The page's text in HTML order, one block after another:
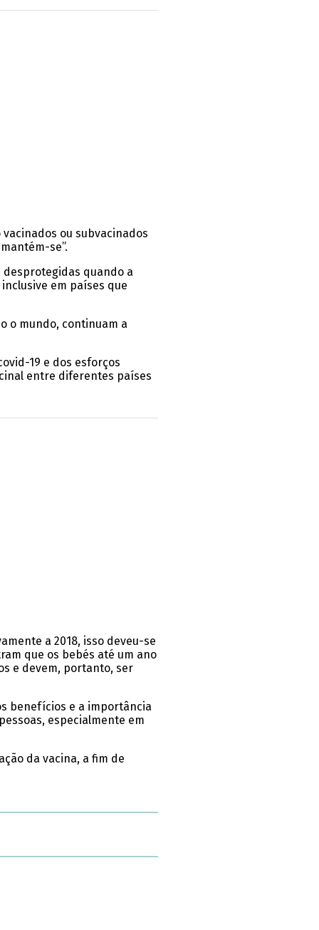
ou subvacinados
se”.
desprotegidas quando a
em países que
o mundo, continuam a
19 e dos esforços
entre diferentes países
a 2018, isso deveu-se
que os bebés até um ano
e devem, portanto, ser
benefícios e a importância
especialmente em
da vacina, a fim de